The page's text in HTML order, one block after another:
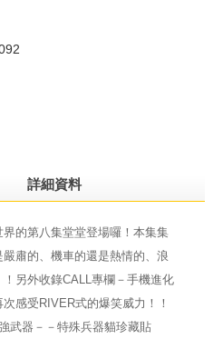
詳細資料
界的第八集堂堂登場囉！本集集
肅的、機車的還是熱情的、浪
另外收錄CALL專欄－手機進化
感受RIVER式的爆笑威力！！
武器－－特殊兵器貓珍藏貼